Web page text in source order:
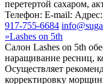
перетертой сахаром,
Телефон: E-mail: Адрес:
917-755-6684
»Lashes on 5th
Салон Lashes on 5th
наращивание ресниц,
Осуществляет
корректировку